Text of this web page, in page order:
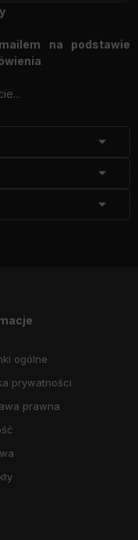
na podstawie
ogólne
prywatności
prawna